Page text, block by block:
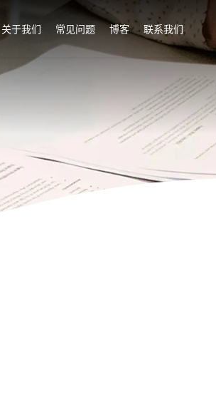
关于我们 常见问题 博客 联系我们